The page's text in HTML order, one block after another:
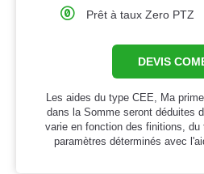
Prêt à taux Zero PTZ
DEVIS
Les aides du type CEE, Ma
dans la Somme seront déduites
varie en fonction des finitions, du
paramètres déterminés avec